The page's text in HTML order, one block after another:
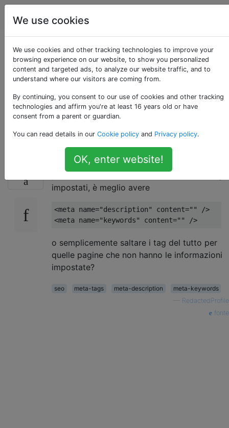
Webmasters
Meta tag SEO: è
meglio avere meta
content vuoti o
nessun tag?
Fondamentalmente, per le pagine che
potrebbero non avere una descrizione o tag
impostati, è meglio avere
<meta name="description" content="" />
o semplicemente saltare i tag del tutto per
quelle pagine che non hanno le informazioni
impostate?
seo meta-tags meta-description
meta-keywords
RedactedProfile
fonte
We use cookies
We use cookies and other tracking technologies to improve your
browsing experience on our website, to show you personalized
content and targeted ads, to analyze our website traffic, and to
understand where our visitors are coming from.
By continuing, you consent to our use of cookies and other tracking
technologies and affirm you're at least 16 years old or have
consent from a parent or guardian.
You can read details in our Cookie policy and Privacy policy.
OK, enter website!